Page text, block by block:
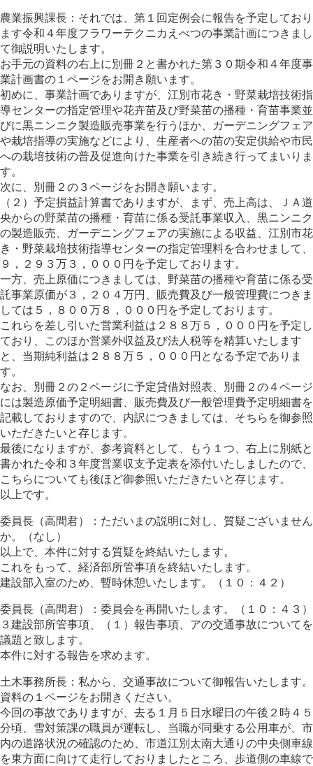
農業振興課長：それでは、第１回定例会に報告を予定しており
ます令和４年度フラワーテクニカえべつの事業計画につきまし
て御説明いたします。
お手元の資料の右上に別冊２と書かれた第３０期令和４年度事
業計画書の１ページをお開き願います。
初めに、事業計画でありますが、江別市花き・野菜栽培技術指
導センターの指定管理や花卉苗及び野菜苗の播種・育苗事業並
びに黒ニンニク製造販売事業を行うほか、ガーデニングフェア
や栽培指導の実施などにより、生産者への苗の安定供給や市民
への栽培技術の普及促進向けた事業を引き続き行ってまいりま
す。
次に、別冊２の３ページをお開き願います。
（２）予定損益計算書でありますが、まず、売上高は、ＪＡ道
央からの野菜苗の播種・育苗に係る受託事業収入、黒ニンニク
の製造販売、ガーデニングフェアの実施による収益、江別市花
き・野菜栽培技術指導センターの指定管理料を合わせまして、
９，２９３万３，０００円を予定しております。
一方、売上原価につきましては、野菜苗の播種や育苗に係る受
託事業原価が３，２０４万円、販売費及び一般管理費につきま
しては５，８００万８，０００円を予定しております。
これらを差し引いた営業利益は２８８万５，０００円を予定し
ており、このほか営業外収益及び法人税等を精算いたします
と、当期純利益は２８８万５，０００円となる予定でありま
す。
なお、別冊２の２ページに予定貸借対照表、別冊２の４ページ
には製造原価予定明細書、販売費及び一般管理費予定明細書を
記載しておりますので、内訳につきましては、そちらを御参照
いただきたいと存じます。
最後になりますが、参考資料として、もう１つ、右上に別紙と
書かれた令和３年度営業収支予定表を添付いたしましたので、
こちらについても後ほど御参照いただきたいと存じます。
以上です。
委員長（高間君）：ただいまの説明に対し、質疑ございません
か。（なし）
以上で、本件に対する質疑を終結いたします。
これをもって、経済部所管事項を終結いたします。
建設部入室のため、暫時休憩いたします。（１０：４２）
委員長（高間君）：委員会を再開いたします。（１０：４３）
３建設部所管事項、（１）報告事項、アの交通事故についてを
議題と致します。
本件に対する報告を求めます。
土木事務所長：私から、交通事故について御報告いたします。
資料の１ページをお開きください。
今回の事故でありますが、去る１月５日水曜日の午後２時４５
分頃、雪対策課の職員が運転し、当職が同乗する公用車が、市
内の道路状況の確認のため、市道江別太南大通りの中央側車線
を東方面に向けて走行しておりましたところ、歩道側の車線で